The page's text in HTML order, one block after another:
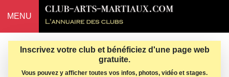
MENU
Inscrivez votre club et bénéficiez d'une page web
gratuite.
Vous pouvez y afficher toutes vos infos, photos, vidéo et stages.